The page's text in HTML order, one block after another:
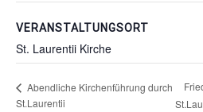
VERANSTALTUNGSORT
St. Laurentii Kirche
Abendliche Kirchenführung durch
St.Laurentii